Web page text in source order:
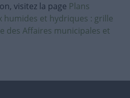
visitez la page Plans
humides et hydriques : grille
des Affaires municipales et